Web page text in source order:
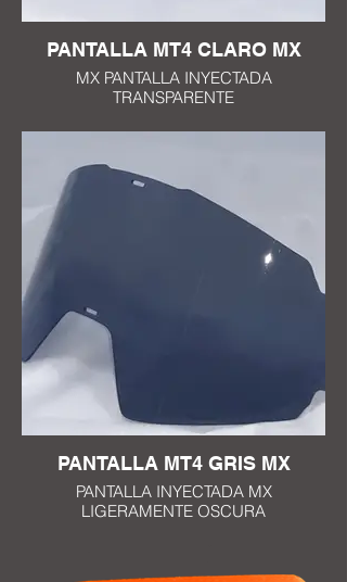
PANTALLA MT4 CLARO MX
MX PANTALLA INYECTADA
TRANSPARENTE
PANTALLA MT4 GRIS MX
PANTALLA INYECTADA MX
LIGERAMENTE OSCURA